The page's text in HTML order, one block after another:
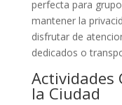
perfecta para
mantener la
disfrutar de
dedicados o
Actividades
la Ciudad